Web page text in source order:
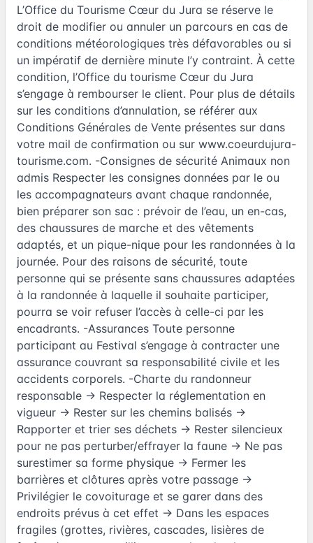
L’Office du Tourisme Cœur du Jura se réserve le
droit de modifier ou annuler un parcours en cas de
conditions météorologiques très défavorables ou si
un impératif de dernière minute l’y contraint. À cette
condition, l’Office du tourisme Cœur du Jura
s’engage à rembourser le client. Pour plus de détails
sur les conditions d’annulation, se référer aux
Conditions Générales de Vente présentes sur dans
votre mail de confirmation ou sur www.coeurdujura-
tourisme.com. -Consignes de sécurité Animaux non
admis Respecter les consignes données par le ou
les accompagnateurs avant chaque randonnée,
bien préparer son sac : prévoir de l’eau, un en-cas,
des chaussures de marche et des vêtements
adaptés, et un pique-nique pour les randonnées à la
journée. Pour des raisons de sécurité, toute
personne qui se présente sans chaussures adaptées
à la randonnée à laquelle il souhaite participer,
pourra se voir refuser l’accès à celle-ci par les
encadrants. -Assurances Toute personne
participant au Festival s’engage à contracter une
assurance couvrant sa responsabilité civile et les
accidents corporels. -Charte du randonneur
responsable → Respecter la réglementation en
vigueur → Rester sur les chemins balisés →
Rapporter et trier ses déchets → Rester silencieux
pour ne pas perturber/effrayer la faune → Ne pas
surestimer sa forme physique → Fermer les
barrières et clôtures après votre passage →
Privilégier le covoiturage et se garer dans des
endroits prévus à cet effet → Dans les espaces
fragiles (grottes, rivières, cascades, lisières de